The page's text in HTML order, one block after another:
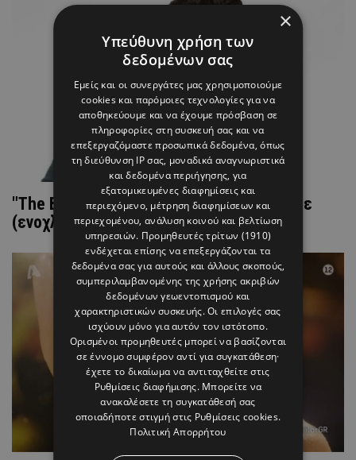
"The Bachelor": Ο Παναγιώτης αποχώρησε
(ενοχλημένος) από ραντεβού #Video
×
Υπεύθυνη χρήση των
δεδομένων σας
Εμείς και οι συνεργάτες μας χρησιμοποιούμε
cookies και παρόμοιες τεχνολογίες για να
αποθηκεύουμε και να έχουμε πρόσβαση σε
πληροφορίες στη συσκευή σας και να
επεξεργαζόμαστε προσωπικά δεδομένα, όπως
τη διεύθυνση IP σας, μοναδικά αναγνωριστικά
και δεδομένα περιήγησης, για
εξατομικευμένες διαφημίσεις και
περιεχόμενο, μέτρηση διαφημίσεων και
περιεχομένου, ανάλυση κοινού και βελτίωση
υπηρεσιών. Προμηθευτές τρίτων (1910)
ενδέχεται επίσης να επεξεργάζονται τα
δεδομένα σας για αυτούς και άλλους σκοπούς,
συμπεριλαμβανομένης της χρήσης ακριβών
δεδομένων γεωεντοπισμού και
χαρακτηριστικών συσκευής. Οι επιλογές σας
ισχύουν μόνο για αυτόν τον ιστότοπο.
Ορισμένοι προμηθευτές μπορεί να βασίζονται
σε έννομο συμφέρον αντί για συγκατάθεση·
έχετε το δικαίωμα να αντιταχθείτε στις
Ρυθμίσεις διαφήμισης. Μπορείτε να
ανακαλέσετε τη συγκατάθεσή σας
οποιαδήποτε στιγμή στις Ρυθμίσεις cookies.
Πολιτική Απορρήτου